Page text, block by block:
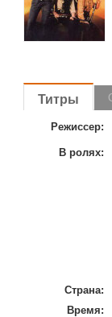
Титры
Режиссер:
В ролях:
Страна:
Время: